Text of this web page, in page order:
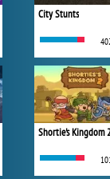
City Stunts
Shortie's Kingdom